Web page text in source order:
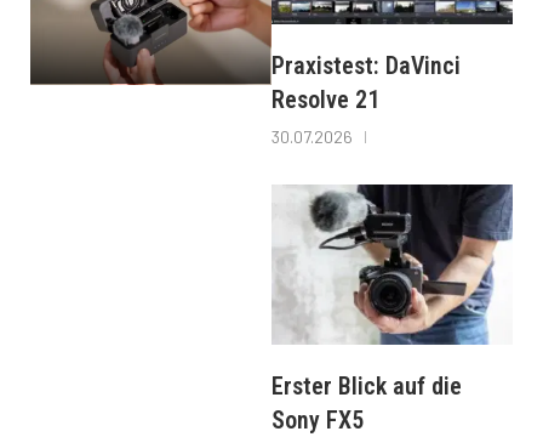
Praxistest: DaVinci
Resolve 21
30.07.2026
Erster Blick auf die
Sony FX5